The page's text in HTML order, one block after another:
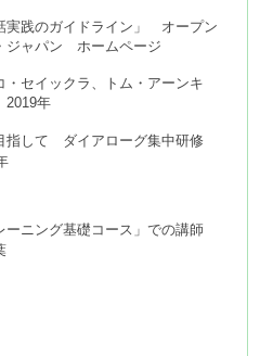
実践のガイドライン」　オープン
ジャパン　ホームページ
・セイックラ、トム・アーンキ
2019年
指して　ダイアローグ集中研修
ーニング基礎コース」での講師